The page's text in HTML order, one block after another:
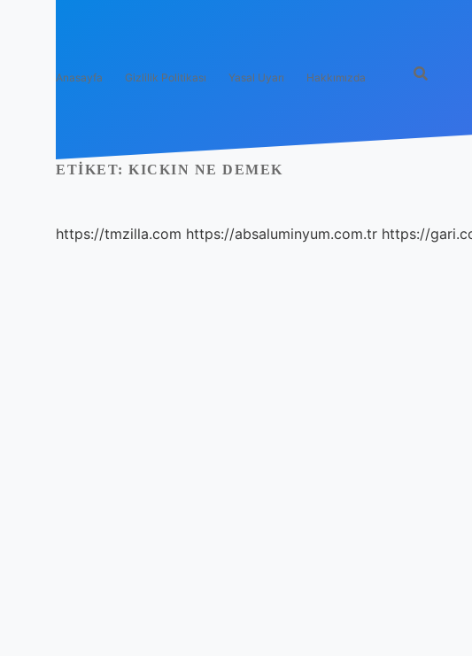
Anasayfa Gizlilik Politikası Yasal Uyarı Hakkımızda
ETIKET: KICKIN NE DEMEK
https://tmzilla.com https://absaluminyum.com.tr https://